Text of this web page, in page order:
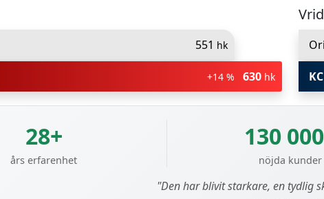
551 hk
+14 % 630 hk
28+
års erfarenhet
130
nöjda kunder
"Den har blivit starkare, en tydlig